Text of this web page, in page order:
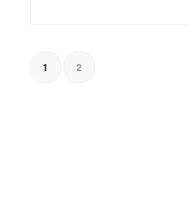
1 2